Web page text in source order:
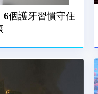
6個護牙習慣守住